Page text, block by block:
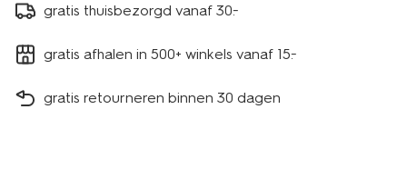
gratis thuisbezorgd vanaf 30.-
gratis afhalen in 500+ winkels vanaf 15.-
gratis retourneren binnen 30 dagen